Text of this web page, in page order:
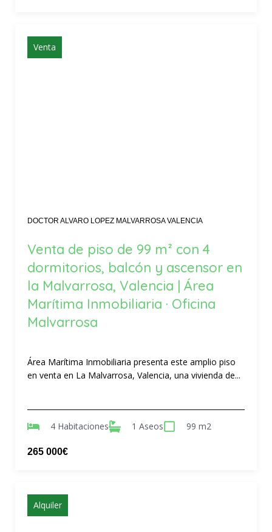
Venta
DOCTOR ALVARO LOPEZ MALVARROSA VALENCIA
Venta de piso de 99 m² con 4
dormitorios, balcón y ascensor en
la Malvarrosa, Valencia | Área
Marítima Inmobiliaria · Oficina
Malvarrosa
Área Marítima Inmobiliaria presenta este amplio piso
en venta en La Malvarrosa, Valencia, una vivienda de...
4 Habitaciones 1 Aseos 99 m2
265 000€
Alquiler